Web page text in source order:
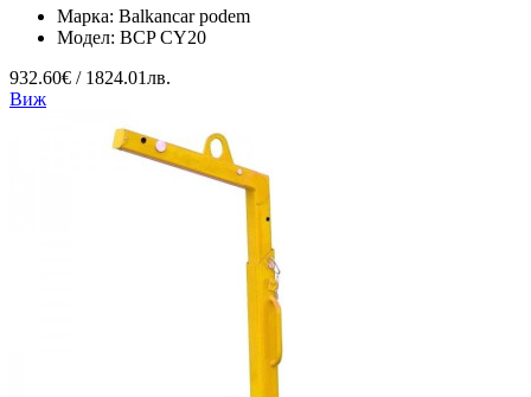
Марка: Balkancar podem
Модел: BCP CY20
932.60€ / 1824.01лв.
Виж